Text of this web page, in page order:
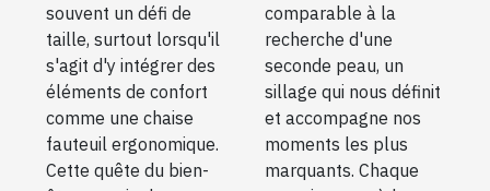
souvent un défi de
taille, surtout lorsqu'il
s'agit d'y intégrer des
éléments de confort
comme une chaise
fauteuil ergonomique.
Cette quête du bien-
comparable à la
recherche d'une
seconde peau, un
sillage qui nous définit
et accompagne nos
moments les plus
marquants. Chaque